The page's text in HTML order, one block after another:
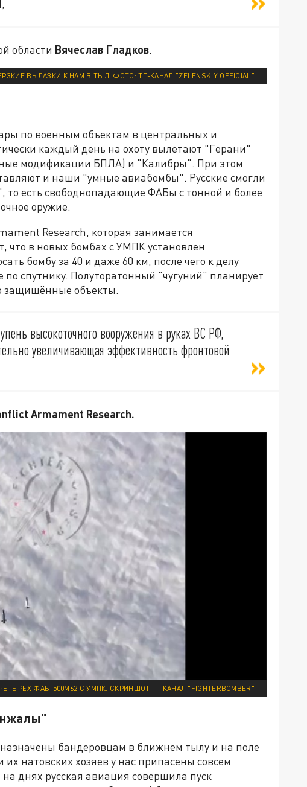
области Вячеслав Гладков.
ВЫЛАЗКИ К НАМ В ТЫЛ. ФОТО: ТГ-КАНАЛ "ZELENSKIY OFFICIAL"
по военным объектам в центральных и
каждый день на охоту вылетают "Герани"
модификации БПЛА) и "Калибры". При этом
и наши "умные авиабомбы". Русские смогли
то есть свободнопадающие ФАБы с тонной и более
оружие.
Research, которая занимается
что в новых бомбах с УМПК установлен
бомбу за 40 и даже 60 км, после чего к делу
спутнику. Полуторатонный "чугуний" планирует
защищённые объекты.
высокоточного вооружения в руках ВС РФ,
увеличивающая эффективность фронтовой
Armament Research.
ФАБ-500М62 С УМПК. СКРИНШОТ:ТГ-КАНАЛ "FIGHTERBOMBER"
бандеровцам в ближнем тылу и на поле
натовских хозяев у нас припасены совсем
днях русская авиация совершила пуск